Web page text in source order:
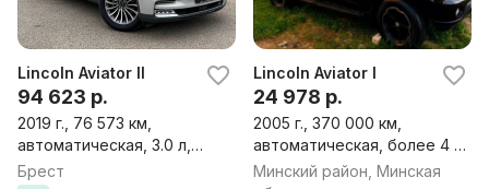
Lincoln Aviator II
94 623 р.
2019 г., 76 573 км,
автоматическая, 3.0 л,
бензин, внедорожник
Брест
Lincoln Aviator I
24 978 р.
2005 г., 370 000 км,
автоматическая, более 4 л,
бензин (пропан-бутан),
Минский район, Минская